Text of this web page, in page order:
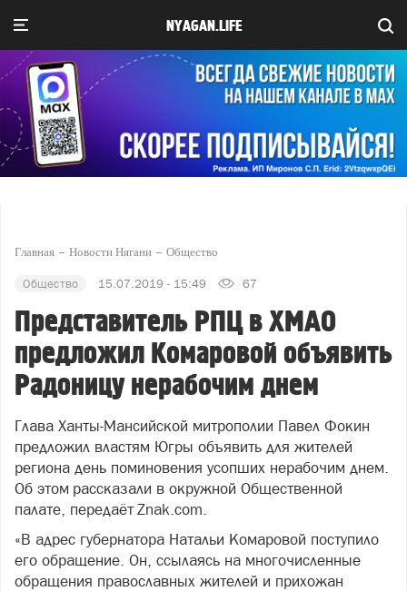
NYAGAN.LIFE
Главная Новости Нягани Общество
Общество 15.07.2019 - 15:49 67
Представитель РПЦ в ХМАО
предложил Комаровой объявить
Радоницу нерабочим днем
Глава Ханты-Мансийской митрополии Павел Фокин
предложил властям Югры объявить для жителей
региона день поминовения усопших нерабочим днем.
Об этом рассказали в окружной Общественной
палате, передаёт Znak.com.
«В адрес губернатора Натальи Комаровой поступило
его обращение. Он, ссылаясь на многочисленные
обращения православных жителей и прихожан